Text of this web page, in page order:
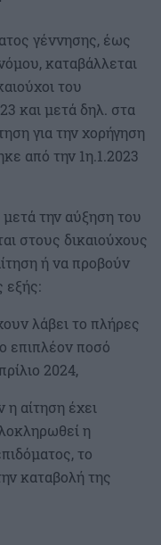
γέννησης, έως
καταβάλλεται
του
και μετά δηλ. στα
για την χορήγηση
από την 1η.1.2023
την αύξηση του
στους δικαιούχους
ή να προβούν
εξής:
λάβει το πλήρες
επιπλέον ποσό
2024,
αίτηση έχει
η
το
καταβολή της